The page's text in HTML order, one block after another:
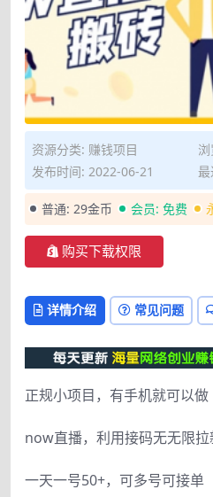
资源分类: 赚钱项目
发布时间: 2022-06-21
普通: 29金币 会员: 免费
购买下载权限
详情介绍 常见问题
正规小项目，有手机就可以做
now直播，利用接码无无限拉
一天一号50+，可多号可接单